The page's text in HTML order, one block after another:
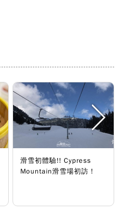
滑雪初體驗!! Cypress
Mountain滑雪場初訪！